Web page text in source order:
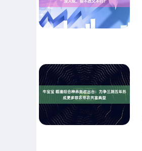
1.47% 深证成指